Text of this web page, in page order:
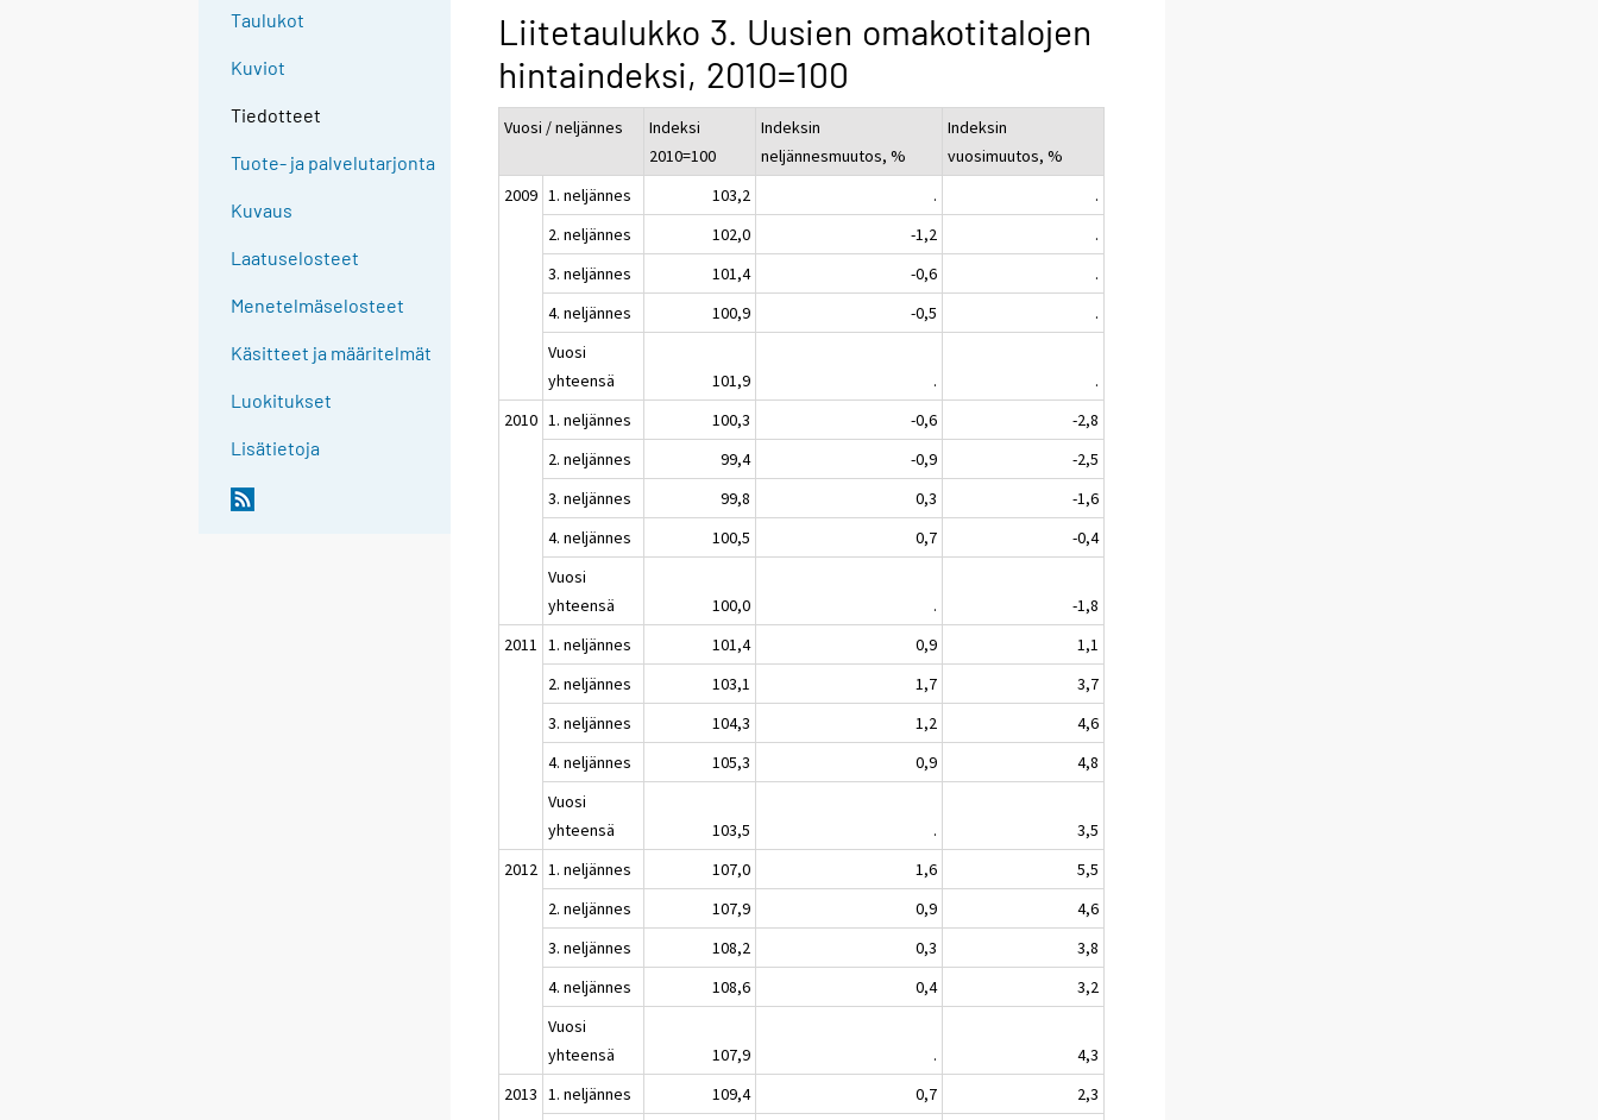
Taulukot
Kuviot
Tiedotteet
Tuote- ja palvelutarjonta
Kuvaus
Laatuselosteet
Menetelmäselosteet
Käsitteet ja määritelmät
Luokitukset
Lisätietoja
Liitetaulukko 3. Uusien omakotitalojen
hintaindeksi, 2010=100
Vuosi / neljännes
Indeksi
2010=100
Indeksin
neljännesmuutos, %
Indeksin
vuosimuutos, %
2009 1. neljännes 103,2 .
.
2. neljännes
102,0 -1,2
.
3. neljännes
101,4 -0,6
.
4. neljännes
100,9 -0,5
.
Vuosi
yhteensä
101,9 .
.
2010 1. neljännes 100,3 -0,6
-2,8
2. neljännes
99,4 -0,9
-2,5
3. neljännes
99,8 0,3
-1,6
4. neljännes
100,5 0,7
-0,4
Vuosi
yhteensä
100,0 .
-1,8
2011 1. neljännes 101,4 0,9
1,1
2. neljännes
103,1 1,7
3,7
3. neljännes
104,3 1,2
4,6
4. neljännes
105,3 0,9
4,8
Vuosi
yhteensä
103,5 .
3,5
2012 1. neljännes 107,0 1,6
5,5
2. neljännes
107,9 0,9
4,6
3. neljännes
108,2 0,3
3,8
4. neljännes
108,6 0,4
3,2
Vuosi
yhteensä
107,9 .
4,3
2013 1. neljännes 109,4 0,7
2,3